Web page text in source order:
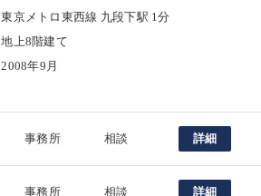
東京メトロ東西線 九段下駅 1分
地上8階建て
2008年9月
事務所 相談 詳細
事務所 相談 詳細